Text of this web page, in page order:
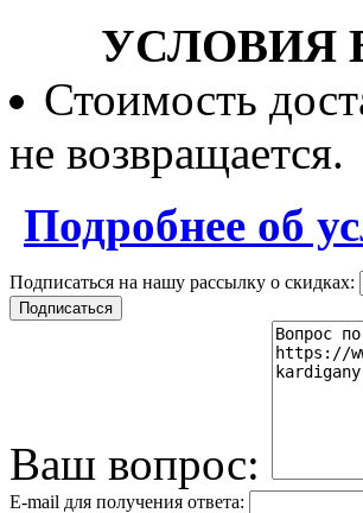
УСЛОВИЯ
Стоимость
не возвращается.
Подробнее об
Подписаться на нашу рассылку о скидках:
Ваш вопрос:
E-mail для получения ответа: